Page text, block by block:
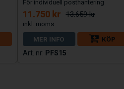
För individuell posthantering
11.750 kr 13.659 kr
MER INFO
KÖP
PFS15